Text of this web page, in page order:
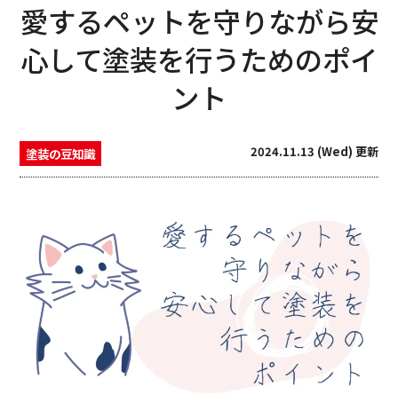
愛するペットを守りながら安
心して塗装を行うためのポイ
ント
塗装の豆知識 2024.11.13 (Wed) 更新